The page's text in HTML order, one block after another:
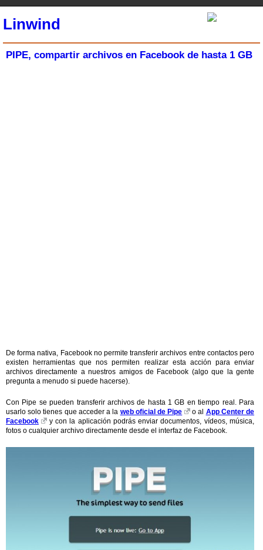
Linwind
PIPE, compartir archivos en Facebook de hasta 1 GB
De forma nativa, Facebook no permite transferir archivos entre contactos pero
existen herramientas que nos permiten realizar esta acción para enviar
archivos directamente a nuestros amigos de Facebook (algo que la gente
pregunta a menudo si puede hacerse).
Con Pipe se pueden transferir archivos de hasta 1 GB en tiempo real. Para
usarlo solo tienes que acceder a la web oficial de Pipe o al App Center de
Facebook
y con la aplicación podrás enviar documentos, vídeos, música,
fotos o cualquier archivo directamente desde el interfaz de Facebook.